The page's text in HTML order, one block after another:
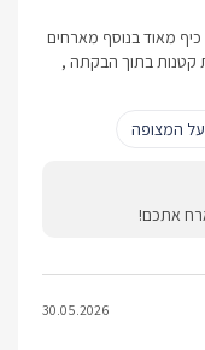
מאוד בנוסף מארחים
קטנות בתוך הבקתה ,
המצופה
אתכם!
30.05.2026